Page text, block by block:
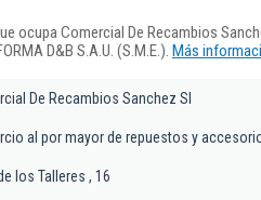
ocupa Comercial De Recambios
D&B S.A.U. (S.M.E.). Más
De Recambios Sanchez Sl
al por mayor de repuestos y
los Talleres , 16